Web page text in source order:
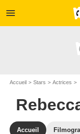
menu
Accueil Stars Actrices
Accueil